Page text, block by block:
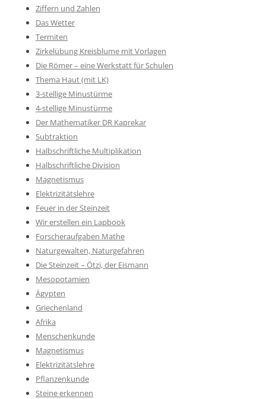
Ziffern und Zahlen
Das Wetter
Termiten
Zirkelübung Kreisblume mit Vorlagen
Die Römer – eine Werkstatt für Schulen
Thema Haut (mit LK)
3-stellige Minustürme
4-stellige Minustürme
Der Mathematiker DR Kaprekar
Subtraktion
Halbschriftliche Multiplikation
Halbschriftliche Division
Magnetismus
Elektrizitätslehre
Feuer in der Steinzeit
Wir erstellen ein Lapbook
Forscheraufgaben Mathe
Naturgewalten, Naturgefahren
Die Steinzeit – Ötzi, der Eismann
Mesopotamien
Ägypten
Griechenland
Afrika
Menschenkunde
Magnetismus
Elektrizitätslehre
Pflanzenkunde
Steine erkennen